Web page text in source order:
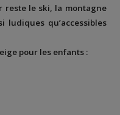
reste le ski, la montagne
ludiques qu’accessibles
pour les enfants :